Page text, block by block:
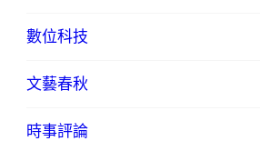
數位科技
文藝春秋
時事評論